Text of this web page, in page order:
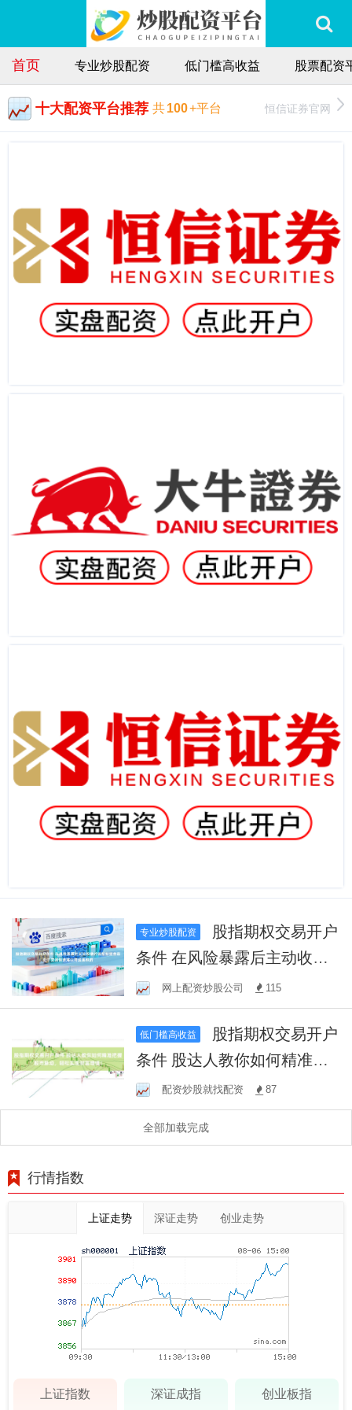
首页 专业炒股配资 低门槛高收益 股票配资
十大配资平台推荐 共100+平台 恒信证券官网
专业炒股配资
条件 在风险暴露后主动收缩
的调整型资金在处于交易情
绪难以持续累积的
网上配资炒股公司 115
低门槛高收益
条件 股达人教你如何精准把
握股市脉动，轻松实现财富
增值！
配资炒股就找配资 87
全部加载完成
行情指数
上证走势 深证走势 创业走势
上证指数 深证成指 创业板指